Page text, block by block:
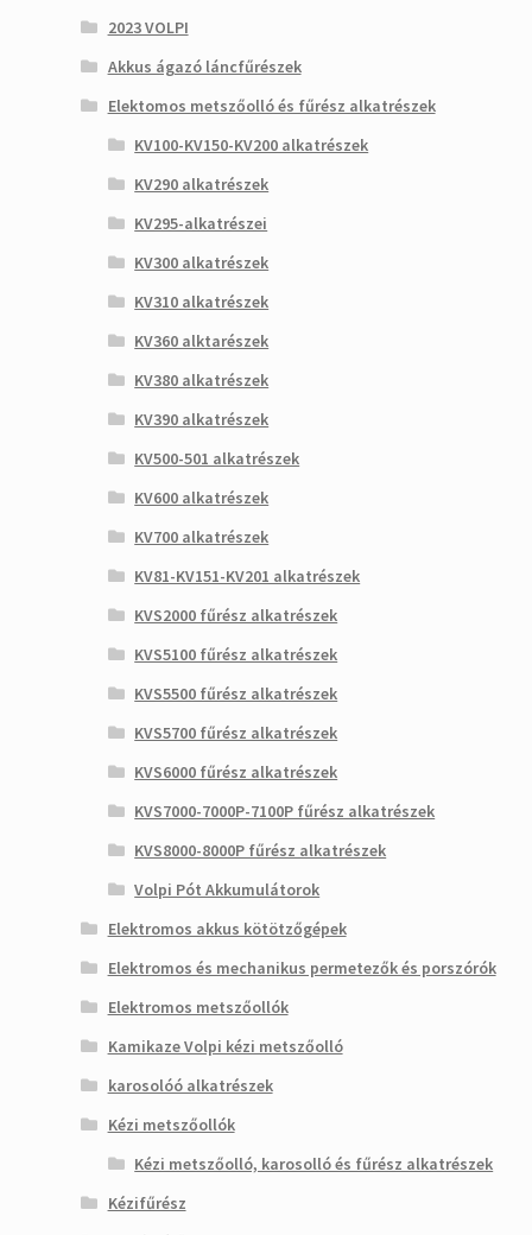
2023 VOLPI
Akkus ágazó láncfűrészek
Elektomos metszőolló és fűrész alkatrészek
KV100-KV150-KV200 alkatrészek
KV290 alkatrészek
KV295-alkatrészei
KV300 alkatrészek
KV310 alkatrészek
KV360 alktarészek
KV380 alkatrészek
KV390 alkatrészek
KV500-501 alkatrészek
KV600 alkatrészek
KV700 alkatrészek
KV81-KV151-KV201 alkatrészek
KVS2000 fűrész alkatrészek
KVS5100 fűrész alkatrészek
KVS5500 fűrész alkatrészek
KVS5700 fűrész alkatrészek
KVS6000 fűrész alkatrészek
KVS7000-7000P-7100P fűrész alkatrészek
KVS8000-8000P fűrész alkatrészek
Volpi Pót Akkumulátorok
Elektromos akkus kötötzőgépek
Elektromos és mechanikus permetezők és porszórók
Elektromos metszőollók
Kamikaze Volpi kézi metszőolló
karosolóó alkatrészek
Kézi metszőollók
Kézi metszőolló, karosolló és fűrész alkatrészek
Kézifűrész